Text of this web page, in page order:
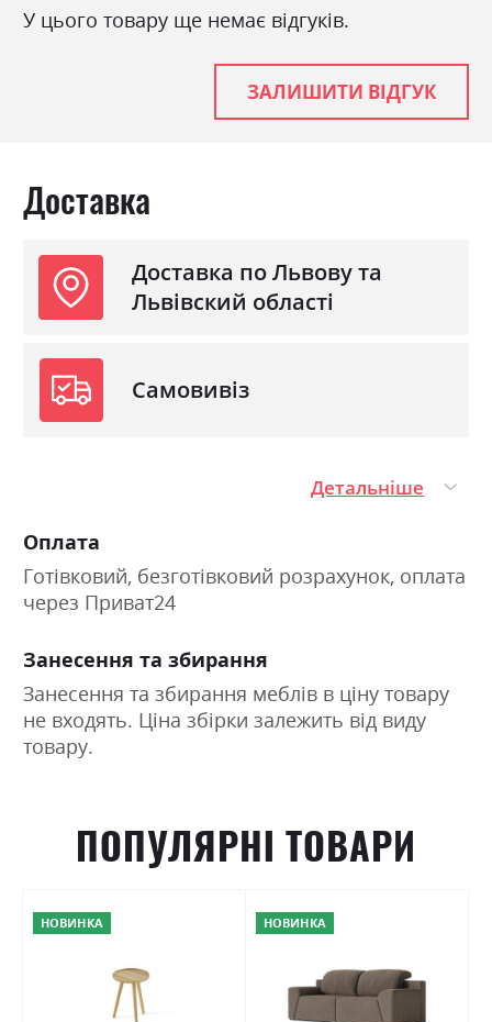
Високоеластичний
Спальне місце
У цього товару ще немає відгуків.
ЗАЛИШИТИ ВІДГУК
Доставка
Доставка по Львову та
Львівский області
Самовивіз
Детальніше
Оплата
Готівковий, безготівковий розрахунок, оплата
через Приват24
Занесення та збирання
Занесення та збирання меблів в ціну товару
не входять. Ціна збірки залежить від виду
товару.
ПОПУЛЯРНІ ТОВАРИ
НОВИНКА НОВИНКА